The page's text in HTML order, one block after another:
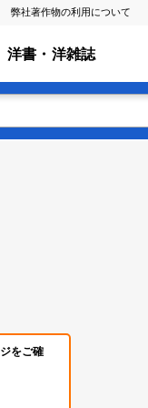
弊社著作物の利用について
洋書・洋雑誌
をご確